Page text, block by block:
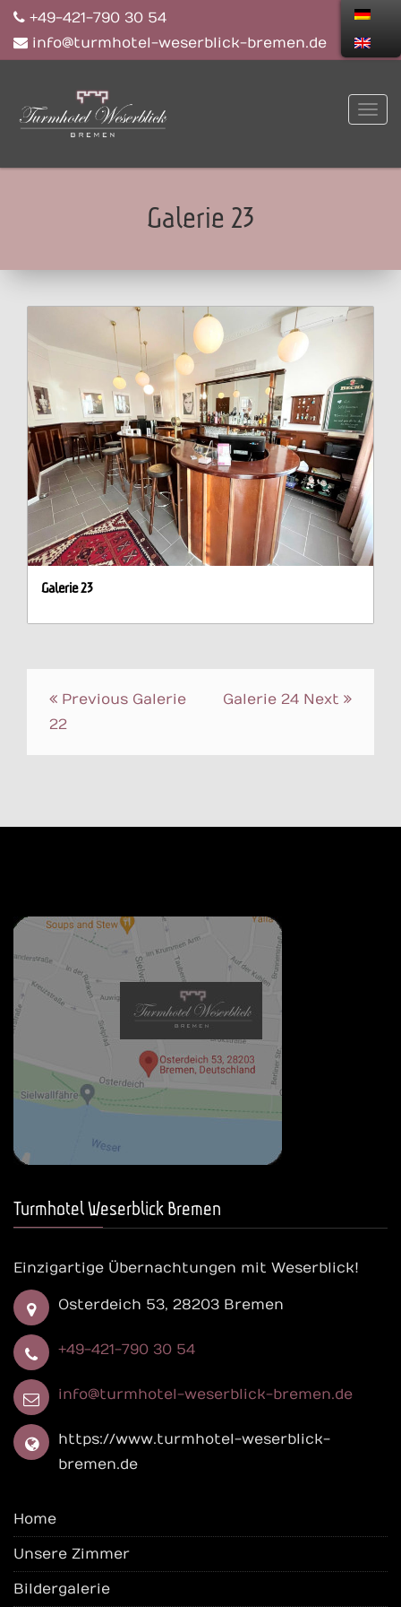
+49-421-790 30 54
info@turmhotel-weserblick-bremen.de
Galerie 23
Galerie 23
Beitrags-
Navigation
Previous Galerie
22
Galerie 24 Next
Turmhotel Weserblick Bremen
Einzigartige Übernachtungen mit Weserblick!
Osterdeich 53, 28203 Bremen
+49-421-790 30 54
info@turmhotel-weserblick-bremen.de
https://www.turmhotel-weserblick-
bremen.de
Home
Unsere Zimmer
Bildergalerie